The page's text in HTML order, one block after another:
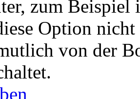
zum Beispiel
Option
von der